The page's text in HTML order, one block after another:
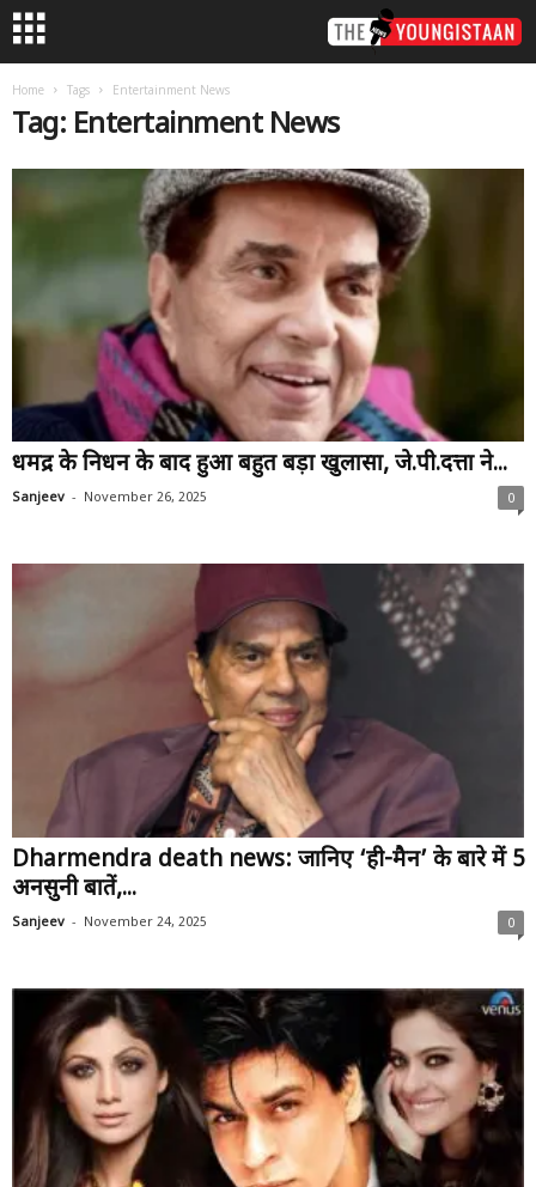
Home Tags Entertainment News
Tag: Entertainment News
धर्मेंद्र के निधन के बाद हुआ बहुत बड़ा खुलासा, जे.पी.दत्ता ने...
Sanjeev - November 26, 2025 0
Dharmendra death news: जानिए ‘ही-मैन’ के बारे में 5
अनसुनी बातें,...
Sanjeev - November 24, 2025 0